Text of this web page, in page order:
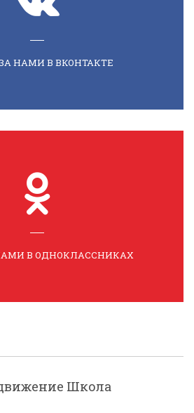
НАМИ В ВКОНТАКТЕ
В ОДНОКЛАССНИКАХ
Школа